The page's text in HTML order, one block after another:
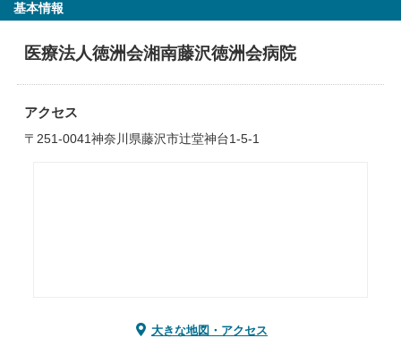
基本情報
医療法人徳洲会湘南藤沢徳洲会病院
アクセス
〒251-0041神奈川県藤沢市辻堂神台1-5-1
大きな地図・アクセス